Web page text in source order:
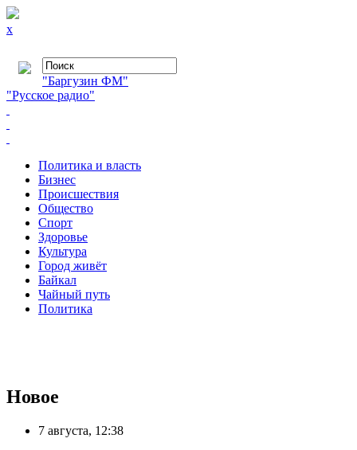
x
"Баргузин ФМ"
"Русское радио"
Политика и власть
Бизнес
Происшествия
Общество
Cпорт
Здоровье
Культура
Город живёт
Байкал
Чайный путь
Политика
Новое
7 августа, 12:38